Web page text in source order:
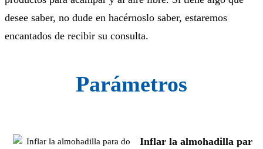
desee saber, no dude en hacérnoslo saber, estaremos
encantados de recibir su consulta.
Parámetros
Inflar la almohadilla par